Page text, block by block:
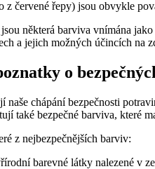
červené řepy) jsou obvykle
některá barviva vnímána
a jejich možných účincích na
o
naše chápání bezpečnosti
také bezpečné barviva, které
z nejbezpečnějších barviv:
barevné látky nalezené v